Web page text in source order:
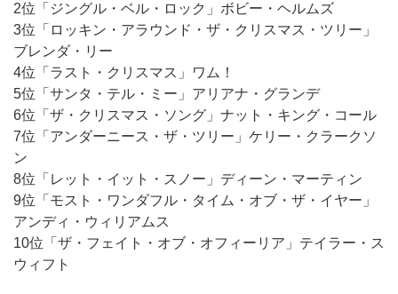
2位「ジングル・ベル・ロック」ボビー・ヘルムズ
3位「ロッキン・アラウンド・ザ・クリスマス・ツリー」
ブレンダ・リー
4位「ラスト・クリスマス」ワム！
5位「サンタ・テル・ミー」アリアナ・グランデ
6位「ザ・クリスマス・ソング」ナット・キング・コール
7位「アンダーニース・ザ・ツリー」ケリー・クラークソ
ン
8位「レット・イット・スノー」ディーン・マーティン
9位「モスト・ワンダフル・タイム・オブ・ザ・イヤー」
アンディ・ウィリアムス
10位「ザ・フェイト・オブ・オフィーリア」テイラー・ス
ウィフト